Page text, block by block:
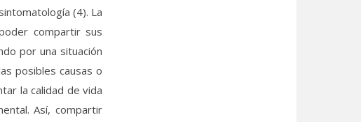
(4). La
compartir sus
por una situación
posibles causas o
la calidad de vida
Así, compartir